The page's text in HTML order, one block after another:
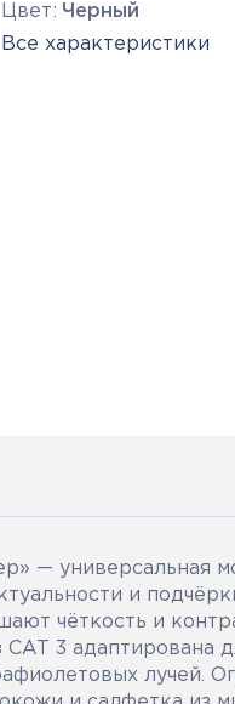
Цвет: Черный
Все характеристики
— универсальная
и
чёткость и
3 адаптирована
лучей.